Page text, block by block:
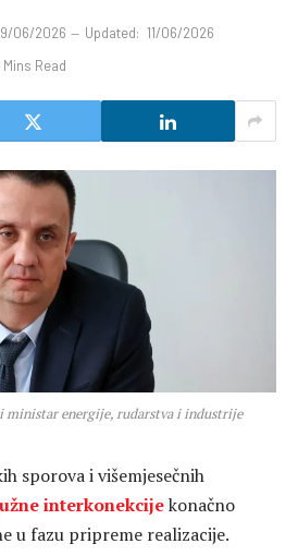
06/2026 Updated: 11/06/2026
Mins Read
ministar energije, rudarstva i industrije
sporova i višemjesečnih
interkonekcijekonačno
u fazu pripreme realizacije.